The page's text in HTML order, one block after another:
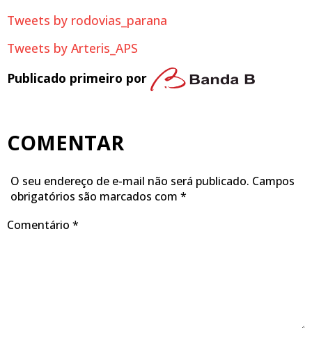
Tweets by rodovias_parana
Tweets by Arteris_APS
Publicado primeiro por
COMENTAR
O seu endereço de e-mail não será publicado. Campos
obrigatórios são marcados com *
Comentário *